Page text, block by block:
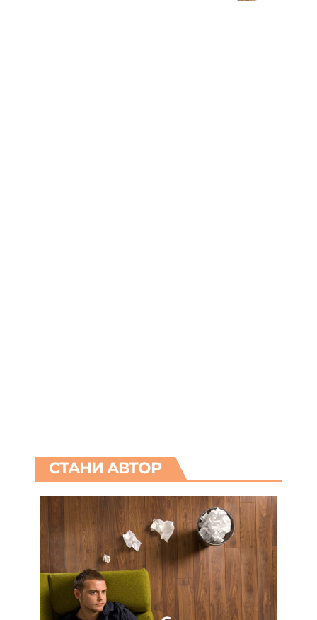
СТАНИ АВТОР